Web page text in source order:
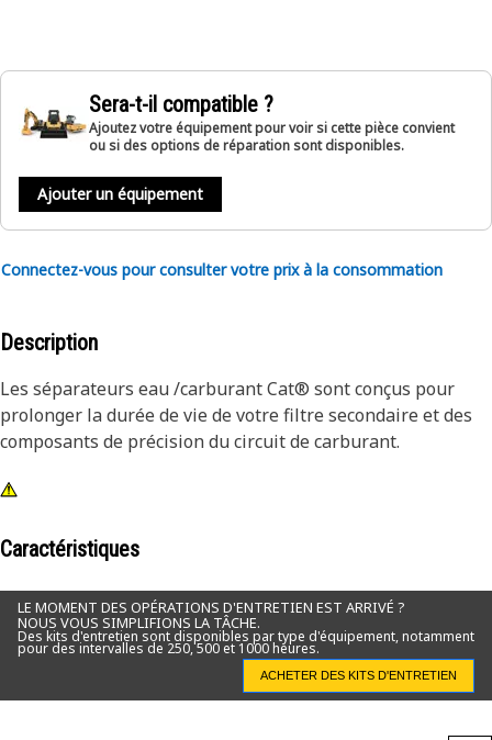
Sera-t-il compatible ?
Ajoutez votre équipement pour voir si cette pièce convient
ou si des options de réparation sont disponibles.
Ajouter un équipement
Connectez-vous pour consulter votre prix à la consommation
Description
Les séparateurs eau /carburant Cat® sont conçus pour
prolonger la durée de vie de votre filtre secondaire et des
composants de précision du circuit de carburant.
Caractéristiques
LE MOMENT DES OPÉRATIONS D'ENTRETIEN EST ARRIVÉ ?
NOUS VOUS SIMPLIFIONS LA TÂCHE.
Des kits d'entretien sont disponibles par type d'équipement, notamment
pour des intervalles de 250, 500 et 1000 heures.
ACHETER DES KITS D'ENTRETIEN